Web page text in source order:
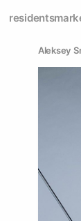
residents
Aleksey